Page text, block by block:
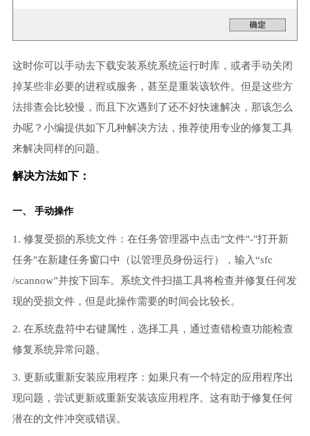
这时你可以手动去下载安装系统系统运行时库，或者手动关闭
掉某些非必要的进程或服务，甚至是重装该软件。但是这些方
法排查会比较慢，而且下次遇到了还不好快速解决，那该怎么
办呢？小编提供如下几种解决方法，推荐使用专业的修复工具
来解决同样的问题。
解决方法如下：
一、 手动操作
1. 修复受损的系统文件：在任务管理器中点击"文件"-"打开新
任务"在新建任务窗口中（以管理员身份运行），输入“sfc
/scannow”并按下回车。系统文件扫描工具将检查并修复任何发
现的受损文件，但是此操作需要的时间会比较长。
2. 在系统盘符中右键属性，选择工具，通过查错检查功能检查
修复系统异常问题。
3. 更新或重新安装应用程序：如果只有一个特定的应用程序出
现问题，尝试更新或重新安装该应用程序。这有助于修复任何
潜在的文件冲突或错误。